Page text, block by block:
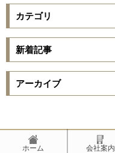
カテゴリ
新着記事
アーカイブ
ホーム 会社案内